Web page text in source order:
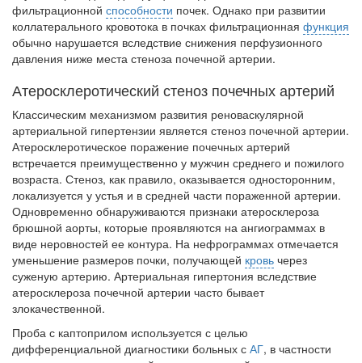
острой кардиотоксичности и
роста сопутствующих
осложнений от...
реанимации внесен в Госдуму
Соответствующий
законопроект внесен в
палату на
рассмотрение. Суть его
заключается в
нахождении одного из
родителей в
больничной палате
бесплатно, в течении всего срока лечения...
фильтрационной способности почек. Однако при раз­витии
коллатерального кровотока в почках фильтрационная функция
обычно нарушается вследствие снижения перфузионного
давления ниже места стеноза почечной артерии.
Атеросклеротический стеноз почечных артерий
Классическим механизмом развития реноваскулярной
артериальной гипертензии является стеноз почечной артерии.
Атеросклеротическое поражение почечных артерий
встречается преимущественно у мужчин среднего и пожилого
возраста. Стеноз, как правило, оказывается одно­сторонним,
локализуется у устья и в средней части пораженной артерии.
Одновременно обнаруживаются признаки атеросклероза
брюшной аор­ты, которые проявляются на ангиограммах в
виде неровностей ее конту­ра. На нефрограммах отмечается
уменьшение размеров почки, получаю­щей кровь через
суженую артерию. Артериальная гипертония вследствие
атеросклероза почечной артерии часто бывает
злокачественной.
Проба с каптоприлом используется с целью
дифференциальной диа­гностики больных с АГ, в частности